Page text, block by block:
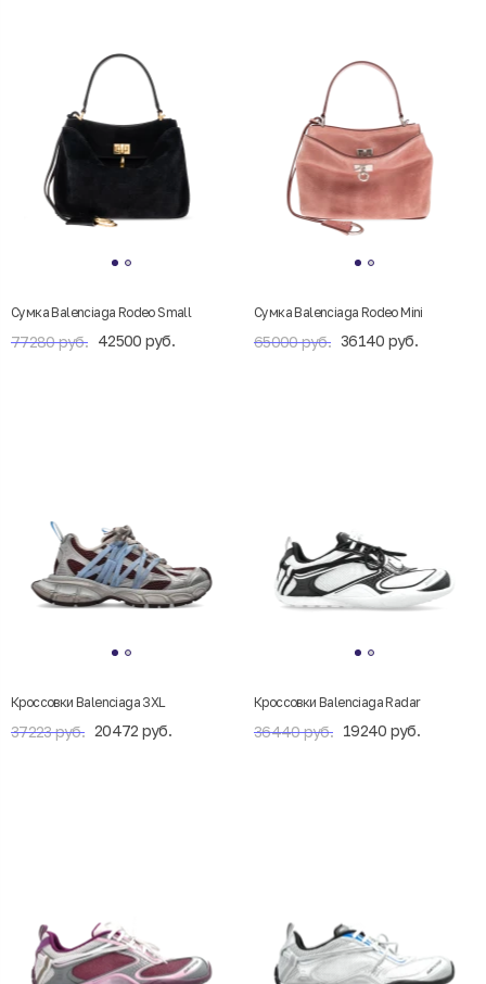
Сумка Balenciaga Rodeo Small
77280 руб. 42500 руб.
Сумка Balenciaga Rodeo Mini
65000 руб. 36140 руб.
Кроссовки Balenciaga 3XL
37223 руб. 20472 руб.
Кроссовки Balenciaga Radar
36440 руб. 19240 руб.